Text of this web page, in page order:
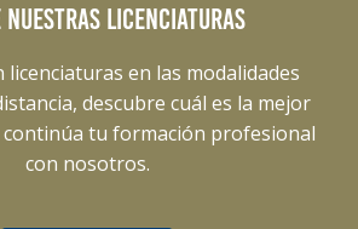
NUESTRAS LICENCIATURAS
licenciaturas en las modalidades
descubre cuál es la mejor
tu formación profesional
con nosotros.